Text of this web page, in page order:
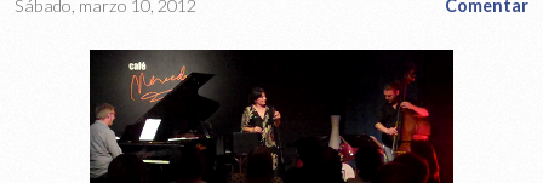
Sábado, marzo 10, 2012 Comentar